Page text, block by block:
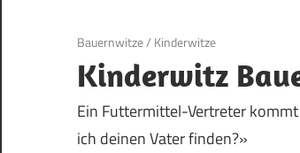
19. Juni 2020
Bauernwitze/ Kinderwitze
Kinderwitz
Ein Futtermittel-Vertreter
ich deinen Vater finden?»